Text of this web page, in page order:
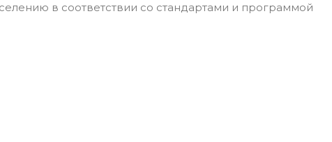
в соответствии со стандартами и программой